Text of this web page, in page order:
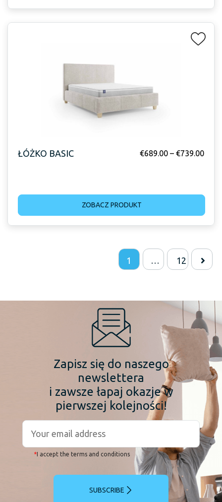
ŁÓŻKO BASIC €689.00 – €739.00
ZOBACZ PRODUKT
1 … 12
Zapisz się do naszego
newslettera
i zawsze łapaj okazje w
pierwszej kolejności!
*I accept the terms and conditions
SUBSCRIBE